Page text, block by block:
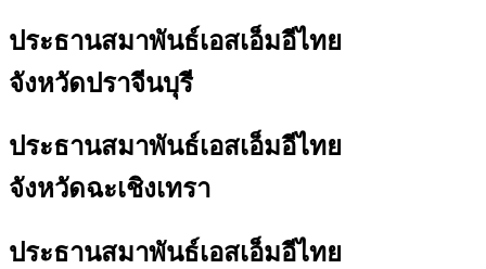
ประธานสมาพันธ์เอสเอ็มอีไทย
จังหวัดปราจีนบุรี
ประธานสมาพันธ์เอสเอ็มอีไทย
จังหวัดฉะเชิงเทรา
ประธานสมาพันธ์เอสเอ็มอีไทย